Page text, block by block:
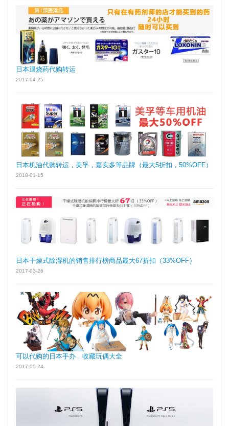
日本退烧药代购转运
2017-04-25
日本机油代购转运，美孚，嘉实多等品牌（最大5折扣，50%OFF）
2018-01-15
日本干燥式除湿机的销售排行榜商品最大67折扣（33%OFF）
2017-03-26
可以代购的日本手办，收藏玩偶大全
2017-05-24